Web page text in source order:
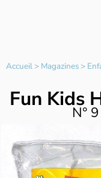
Accueil> Magazines>
Fun Kids
N° 9